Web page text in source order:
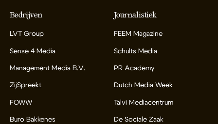
Bedrijven
LVT Group
Sense 4 Media
Management Media B.V.
ZijSpreekt
FOWW
Buro Bakkenes
Journalistiek
FEEM Magazine
Schults Media
PR Academy
Dutch Media Week
Talvi Mediacentrum
De Sociale Zaak